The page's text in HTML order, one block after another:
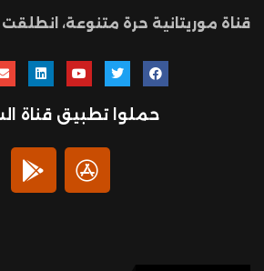
قناة موريتانية حرة متنوعة، انطلقت عام
حملوا تطبيق قناة